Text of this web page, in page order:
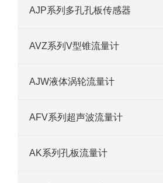
AJP系列多孔孔板传感器
AVZ系列V型锥流量计
AJW液体涡轮流量计
AFV系列超声波流量计
AK系列孔板流量计